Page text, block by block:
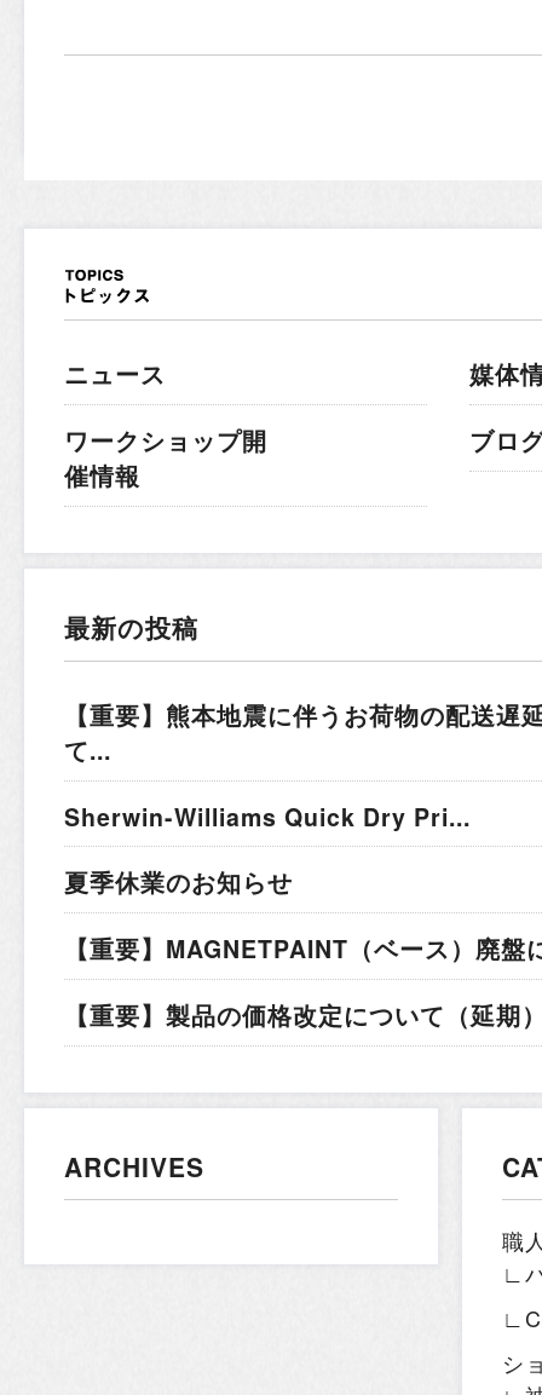
ニュース
ワークショップ開
催情報
媒体
ブロ
最新の投稿
【重要】熊本地震に伴うお荷物の配送遅
て...
Sherwin-Williams Quick Dry Pri...
夏季休業のお知らせ
【重要】MAGNETPAINT（ベース）廃
【重要】製品の価格改定について（延期
ARCHIVES
職
∟
シ